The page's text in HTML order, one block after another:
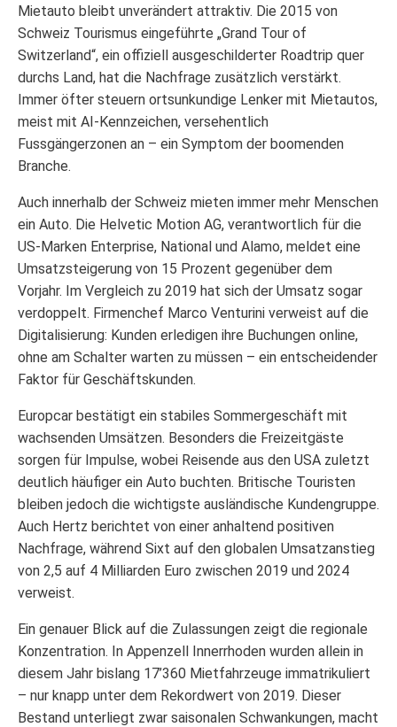
Mietauto bleibt unverändert attraktiv. Die 2015 von
Schweiz Tourismus eingeführte „Grand Tour of
Switzerland“, ein offiziell ausgeschilderter Roadtrip quer
durchs Land, hat die Nachfrage zusätzlich verstärkt.
Immer öfter steuern ortsunkundige Lenker mit Mietautos,
meist mit AI-Kennzeichen, versehentlich
Fussgängerzonen an – ein Symptom der boomenden
Branche.
Auch innerhalb der Schweiz mieten immer mehr Menschen
ein Auto. Die Helvetic Motion AG, verantwortlich für die
US-Marken Enterprise, National und Alamo, meldet eine
Umsatzsteigerung von 15 Prozent gegenüber dem
Vorjahr. Im Vergleich zu 2019 hat sich der Umsatz sogar
verdoppelt. Firmenchef Marco Venturini verweist auf die
Digitalisierung: Kunden erledigen ihre Buchungen online,
ohne am Schalter warten zu müssen – ein entscheidender
Faktor für Geschäftskunden.
Europcar bestätigt ein stabiles Sommergeschäft mit
wachsenden Umsätzen. Besonders die Freizeitgäste
sorgen für Impulse, wobei Reisende aus den USA zuletzt
deutlich häufiger ein Auto buchten. Britische Touristen
bleiben jedoch die wichtigste ausländische Kundengruppe.
Auch Hertz berichtet von einer anhaltend positiven
Nachfrage, während Sixt auf den globalen Umsatzanstieg
von 2,5 auf 4 Milliarden Euro zwischen 2019 und 2024
verweist.
Ein genauer Blick auf die Zulassungen zeigt die regionale
Konzentration. In Appenzell Innerrhoden wurden allein in
diesem Jahr bislang 17’360 Mietfahrzeuge immatrikuliert
– nur knapp unter dem Rekordwert von 2019. Dieser
Bestand unterliegt zwar saisonalen Schwankungen, macht